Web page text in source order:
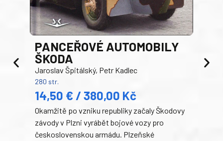
PANCEŘOVÉ AUTOMOBILY
ŠKODA
Jaroslav Špitálský, Petr Kadlec
280 str.
14,50 € / 380,00 Kč
Okamžitě po vzniku republiky začaly Škodovy
závody v Plzni vyrábět bojové vozy pro
československou armádu. Plzeňské